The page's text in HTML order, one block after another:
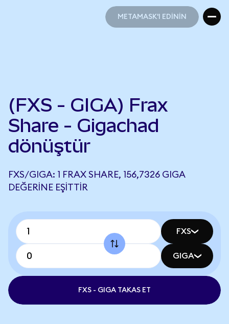
METAMASK'I EDİNİN
(FXS - GIGA) Frax
Share - Gigachad
dönüştür
FXS/GIGA: 1 FRAX SHARE, 156,7326 GIGA
DEĞERINE EŞITTIR
FXS
GIGA
FXS - GIGA TAKAS ET